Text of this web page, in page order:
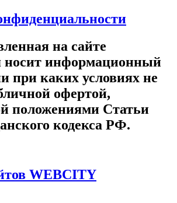
на сайте
информационный
при каких условиях не
офертой,
положениями Статьи
кодекса РФ.
WEBCITY